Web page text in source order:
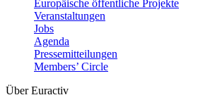
Europäische öffentliche Projekte
Veranstaltungen
Jobs
Agenda
Pressemitteilungen
Members’ Circle
Über Euractiv